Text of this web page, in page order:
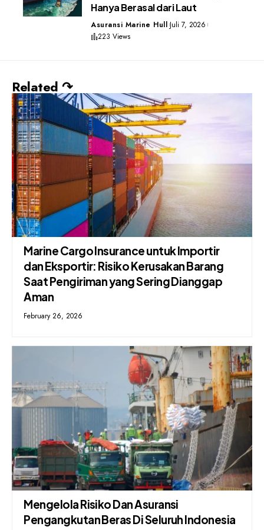
Hanya Berasal dari Laut
Asuransi Marine Hull Juli 7, 2026
223 Views
Related ↷
Marine Cargo Insurance untuk Importir
dan Eksportir: Risiko Kerusakan Barang
Saat Pengiriman yang Sering Dianggap
Aman
February 26, 2026
Mengelola Risiko Dan Asuransi
Pengangkutan Beras Di Seluruh Indonesia